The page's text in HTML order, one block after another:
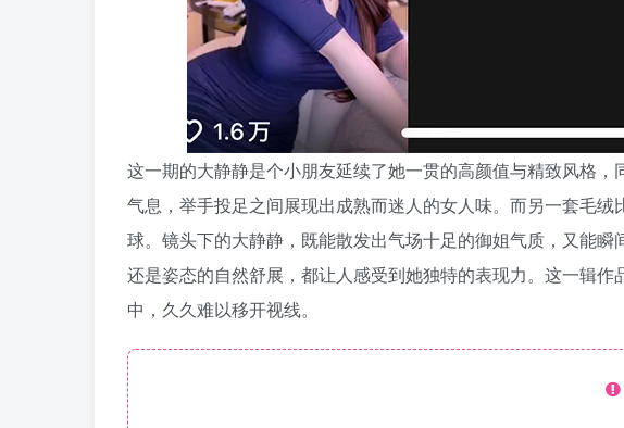
这一期的大静静是个小朋友延续了她一贯的高颜值与精致风格
气息，举手投足之间展现出成熟而迷人的女人味。而另一套毛
球。镜头下的大静静，既能散发出气场十足的御姐气质，又能
还是姿态的自然舒展，都让人感受到她独特的表现力。这一辑
中，久久难以移开视线。